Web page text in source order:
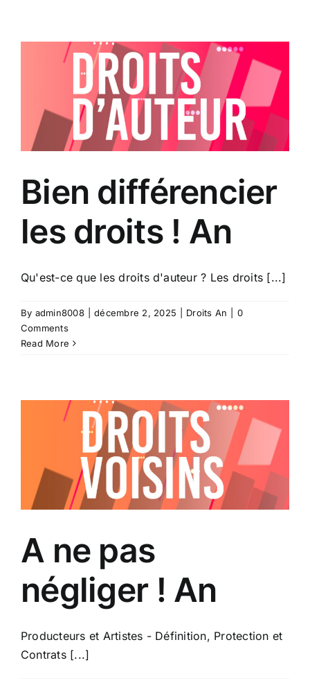
content
Bien différencier
les droits ! An
Qu'est-ce que les droits d'auteur ? Les droits [...]
By admin8008 décembre 2, 2025 Droits An
0
Comments
Read More
A ne pas
négliger ! An
Producteurs et Artistes - Définition, Protection et
Contrats [...]